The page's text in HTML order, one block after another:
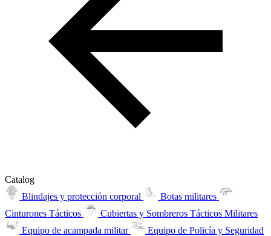
Catalog
Blindajes y protección corporal
Botas militares
Cinturones Tácticos
Cubiertas y Sombreros Tácticos Militares
Equipo de acampada militar
Equipo de Policía y Seguridad